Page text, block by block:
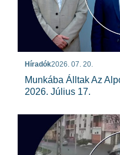
Híradók2026. 07. 20.
Munkába Álltak Az
2026. Július 17.